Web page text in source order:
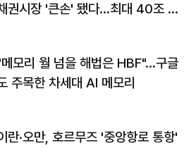
권시장 '큰손' 됐다…최대 40조 투
모리 월 넘을 해법은 HBF"…구글
주목한 차세대 AI 메모리
란·오만, 호르무즈 '중앙항로 통항'